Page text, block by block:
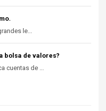
le...
bolsa de valores?
cuentas de ...